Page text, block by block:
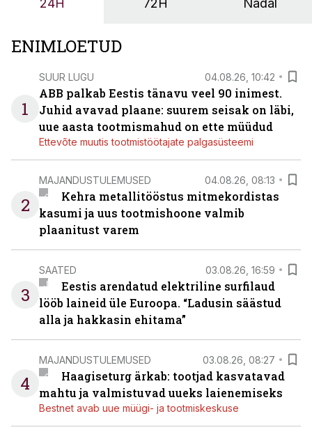
24H 72H Nädal
ENIMLOETUD
1
SUUR LUGU 04.08.26, 10:42
ABB palkab Eestis tänavu veel 90 inimest.
Juhid avavad plaane: suurem seisak on läbi,
uue aasta tootmismahud on ette müüdud
Ettevõte muutis tootmistöötajate palgasüsteemi
2
MAJANDUSTULEMUSED 04.08.26, 08:13
Kehra metallitööstus mitmekordistas
kasumi ja uus tootmishoone valmib
plaanitust varem
3
SAATED 03.08.26, 16:59
Eestis arendatud elektriline surfilaud
lööb laineid üle Euroopa. “Ladusin säästud
alla ja hakkasin ehitama”
4
MAJANDUSTULEMUSED 03.08.26, 08:27
Haagiseturg ärkab: tootjad kasvatavad
mahtu ja valmistuvad uueks laienemiseks
Bestnet avab uue müügi- ja tootmiskeskuse